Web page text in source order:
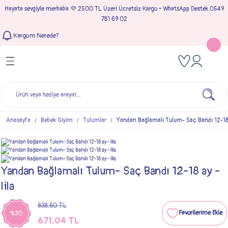
Hayata sevgiyle merhaba 💜 2500 TL Üzeri Ücretsiz Kargo • WhatsApp Destek 0549
781 69 02
Kargom Nerede?
Geri Dön
Geri Dön
Geri Dön
Geri Dön
Anasayfa Bebek Giyim Tulumlar Yandan Bağlamalı Tulum- Saç Bandı 12-
Yandan Bağlamalı Tulum- Saç Bandı 12-18 ay -
lila
%20
838,80 TL
671,04 TL